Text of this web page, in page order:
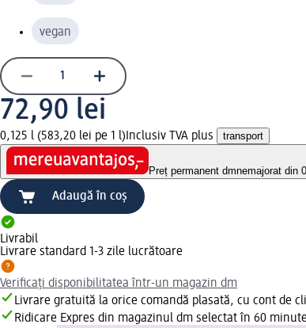
vegan
72,90 lei
0,125 l (583,20 lei pe 1 l) Inclusiv TVA plus transport
Preț permanent dmnemajorat din
Adaugă în coș
Livrabil
Livrare standard 1-3 zile lucrătoare
Verificați disponibilitatea într-un magazin dm
Livrare gratuită la orice comandă plasată, cu cont de
Ridicare Expres din magazinul dm selectat în 60